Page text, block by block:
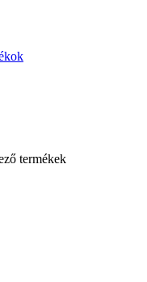
termékek